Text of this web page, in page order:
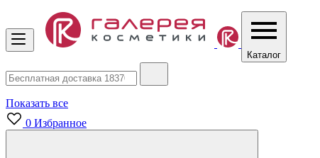
Каталог
Показать все
0 Избранное